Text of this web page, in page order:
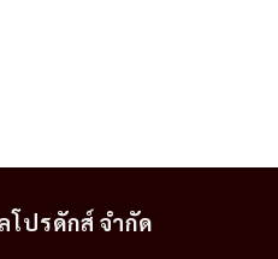
ปรดักส์ จำกัด